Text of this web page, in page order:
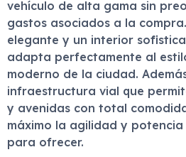
vehículo de alta gama sin
gastos asociados a la
elegante y un interior
adapta perfectamente al
moderno de la ciudad.
infraestructura vial que
y avenidas con total
máximo la agilidad y potencia
para ofrecer.